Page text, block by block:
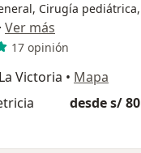
Cirugía pediátrica,
· Ver más
17 opinión
Victoria • Mapa
desde s/ 80